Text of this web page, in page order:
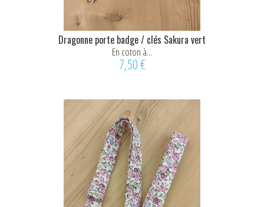
Dragonne porte badge / clés Sakura vert
En coton à...
7,50 €